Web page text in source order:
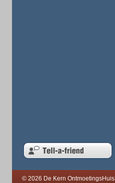
© 2026 De Kern OntmoetingsHuis